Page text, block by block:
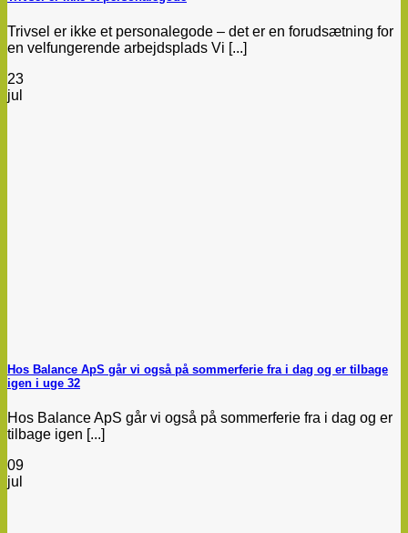
Trivsel er ikke et personalegode – det er en forudsætning for
en velfungerende arbejdsplads Vi [...]
23
jul
Hos Balance ApS går vi også på sommerferie fra i dag og er tilbage
igen i uge 32
Hos Balance ApS går vi også på sommerferie fra i dag og er
tilbage igen [...]
09
jul